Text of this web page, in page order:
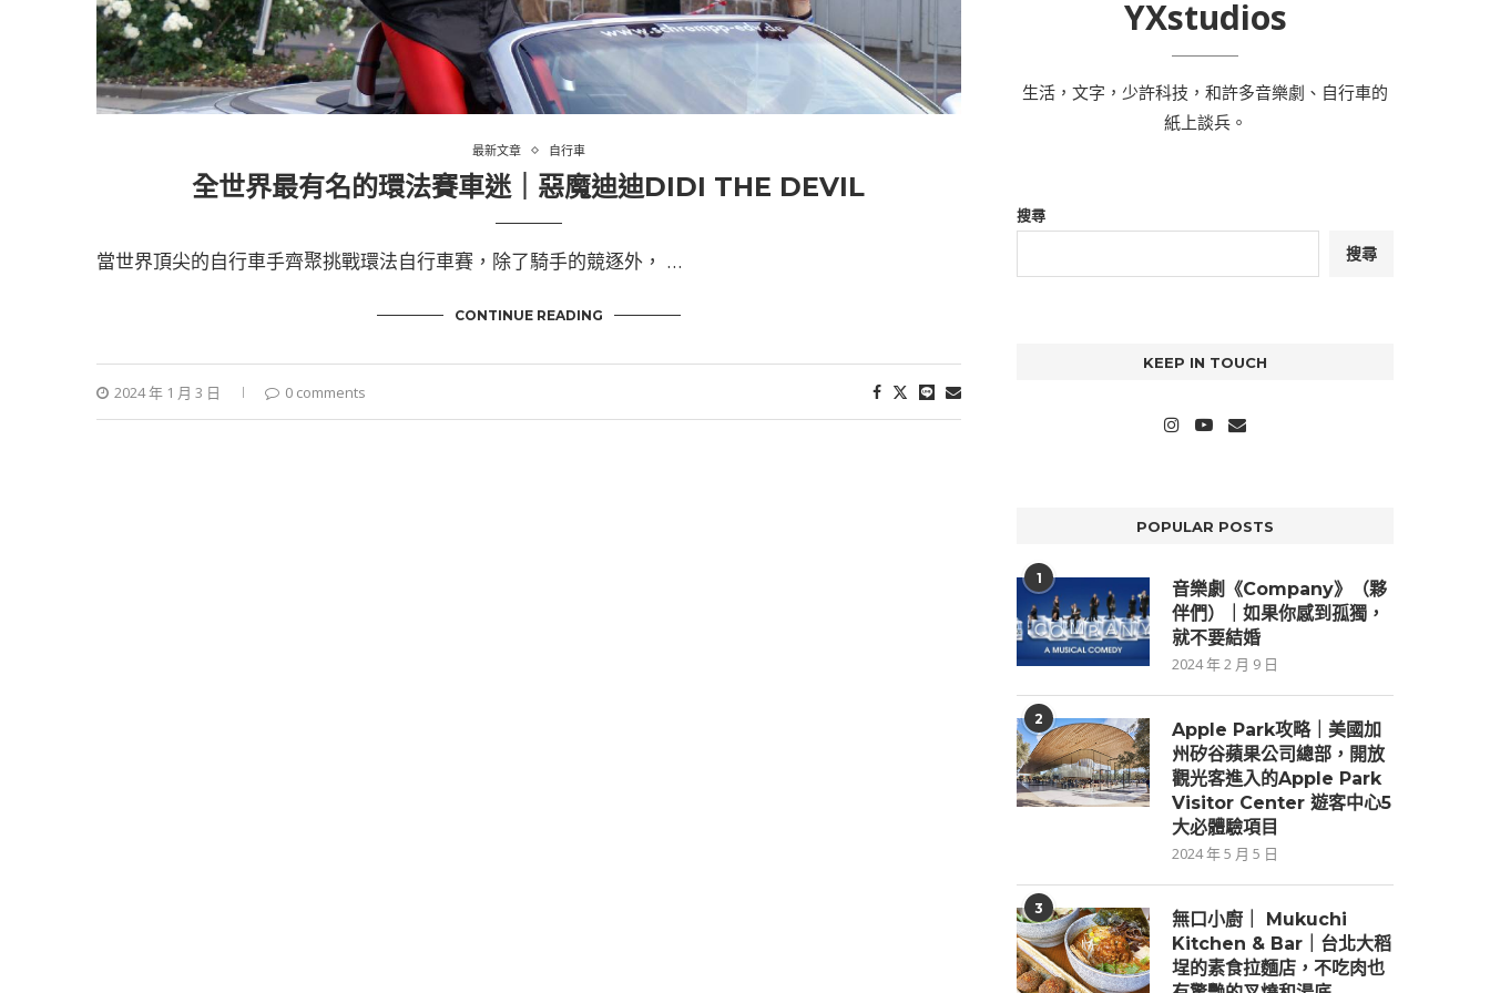
最新文章 自行車
全世界最有名的環法賽車迷｜惡魔迪迪DIDI THE DEVIL
當世界頂尖的自行車手齊聚挑戰環法自行車賽，除了騎手的競逐外， …
CONTINUE READING
2024 年 1 月 3 日 0 comments
YXstudios
生活，文字，少許科技，和許多音樂劇、自行車的
紙上談兵。
搜尋
搜尋
KEEP IN TOUCH
POPULAR POSTS
1
音樂劇《Company》（夥
伴們）｜如果你感到孤獨，
就不要結婚
2024 年 2 月 9 日
2
Apple Park攻略｜美國加
州矽谷蘋果公司總部，開放
觀光客進入的Apple Park
Visitor Center 遊客中心5
大必體驗項目
2024 年 5 月 5 日
3
無口小廚｜ Mukuchi
Kitchen & Bar｜台北大稻
埕的素食拉麵店，不吃肉也